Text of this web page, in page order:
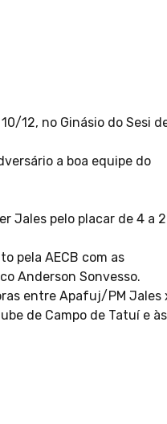
12, no Ginásio do Sesi
a boa equipe do
Jales pelo placar de 4 a 2
pela AECB com as
Anderson Sonvesso.
entre Apafuj/PM Jales
de Campo de Tatuí e às